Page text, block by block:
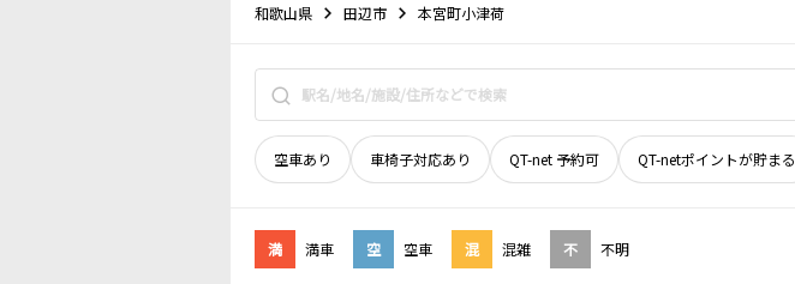
和歌山県 田辺市 本宮町小津荷
空車あり 車椅子対応あり QT-net 予約可 QT-netポイントが貯まる
満 満車 空 空車 混 混雑 不 不明